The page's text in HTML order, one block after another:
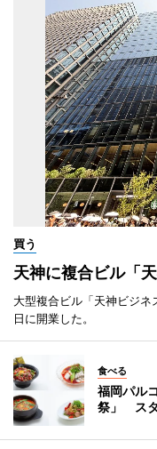
買う
天神に複合ビル「
大型複合ビル「天神ビジ
日に開業した。
食べる
福岡パル
祭」 ス